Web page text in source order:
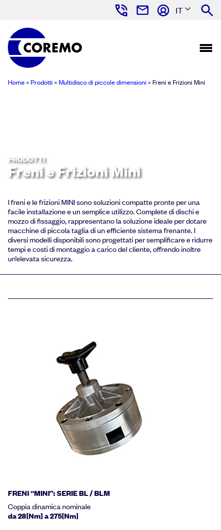
IT
Home» Prodotti » Multidisco di piccole dimensioni » Freni e Frizioni Mini
PRODOTTI
Freni e Frizioni Mini
I freni e le frizioni MINI sono soluzioni compatte pronte per una
facile installazione e un semplice utilizzo. Complete di dischi e
mozzo di fissaggio, rappresentano la soluzione ideale per dotare
macchine di piccola taglia di un efficiente sistema frenante. I
diversi modelli disponibili sono progettati per semplificare e ridurre
tempi e costi di montaggio a carico del cliente, offrendo inoltre
un’elevata sicurezza.
FRENI “MINI”: SERIE BL / BLM
Coppia dinamica nominale
da 28[Nm] a 275[Nm]